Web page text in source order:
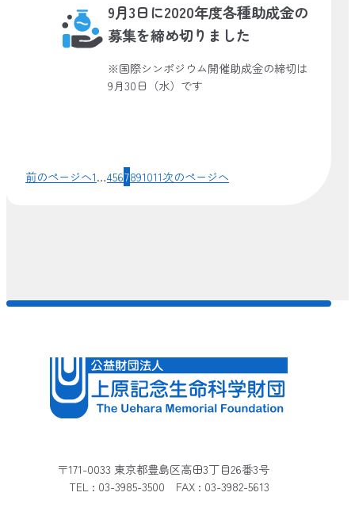
9月3日に2020年度各種助成金の
募集を締め切りました
※国際シンポジウム開催助成金の締切は
9月30日（水）です
前のページへ1…4567891011次のページへ
〒171-0033 東京都豊島区高田3丁目26番3号
TEL : 03-3985-3500 FAX : 03-3982-5613